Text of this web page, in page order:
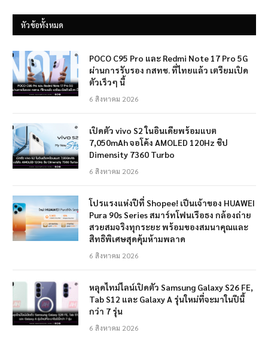
หัวข้อทั้งหมด
POCO C95 Pro และ Redmi Note 17 Pro 5G
ผ่านการรับรอง กสทช. ที่ไทยแล้ว เตรียมเปิด
ตัวเร็วๆ นี้
6 สิงหาคม 2026
เปิดตัว vivo S2 ในอินเดียพร้อมแบต
7,050mAh จอโค้ง AMOLED 120Hz ชิป
Dimensity 7360 Turbo
6 สิงหาคม 2026
โปรแรงแห่งปีที่ Shopee! เป็นเจ้าของ HUAWEI
Pura 90s Series สมาร์ทโฟนเรือธง กล้องถ่าย
สวยสมจริงทุกระยะ พร้อมของสมนาคุณและ
สิทธิพิเศษสุดคุ้มห้ามพลาด
6 สิงหาคม 2026
หลุดไทม์ไลน์เปิดตัว Samsung Galaxy S26 FE,
Tab S12 และ Galaxy A รุ่นใหม่ที่จะมาในปีนี้
กว่า 7 รุ่น
6 สิงหาคม 2026